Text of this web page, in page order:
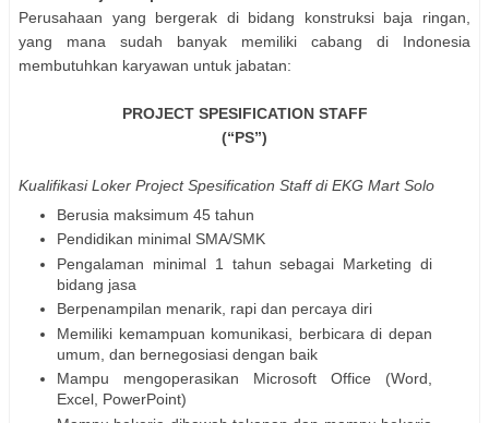
Perusahaan yang bergerak di bidang konstruksi baja ringan,
yang mana sudah banyak memiliki cabang di Indonesia
membutuhkan karyawan untuk jabatan:
PROJECT SPESIFICATION STAFF
(“PS”)
Kualifikasi Loker Project Spesification Staff di EKG Mart Solo
Berusia maksimum 45 tahun
Pendidikan minimal SMA/SMK
Pengalaman minimal 1 tahun sebagai Marketing di
bidang jasa
Berpenampilan menarik, rapi dan percaya diri
Memiliki kemampuan komunikasi, berbicara di depan
umum, dan bernegosiasi dengan baik
Mampu mengoperasikan Microsoft Office (Word,
Excel, PowerPoint)